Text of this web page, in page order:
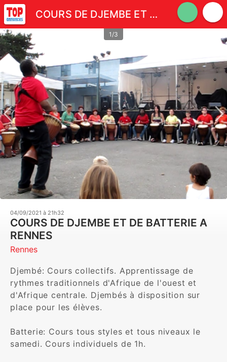
COURS DE DJEMBE ET DE BATTERIE A RENNES
1/3
04/09/2021 à 21h32
COURS DE DJEMBE ET DE BATTERIE A
RENNES
Rennes
Djembé: Cours collectifs. Apprentissage de
rythmes traditionnels d'Afrique de l'ouest et
d'Afrique centrale. Djembés à disposition sur
place pour les élèves.
Batterie: Cours tous styles et tous niveaux le
samedi. Cours individuels de 1h.